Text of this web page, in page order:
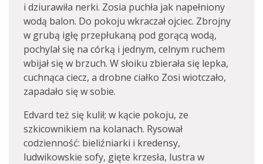
i dziurawiła nerki. Zosia puchła jak napełniony
wodą balon. Do pokoju wkraczał ojciec. Zbrojny
w grubą igłę przepłukaną pod gorącą wodą,
pochylał się na córką i jednym, celnym ruchem
wbijał się w brzuch. W słoiku zbierała się lepka,
cuchnąca ciecz, a drobne ciałko Zosi wiotczało,
zapadało się w sobie.
Edvard też się kulił; w kącie pokoju, ze
szkicownikiem na kolanach. Rysował
codzienność: bieliźniarki i kredensy,
ludwikowskie sofy, gięte krzesła, lustra w